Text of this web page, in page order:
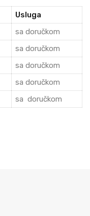
Usluga
sa doručkom
sa doručkom
sa doručkom
sa doručkom
sa doručkom